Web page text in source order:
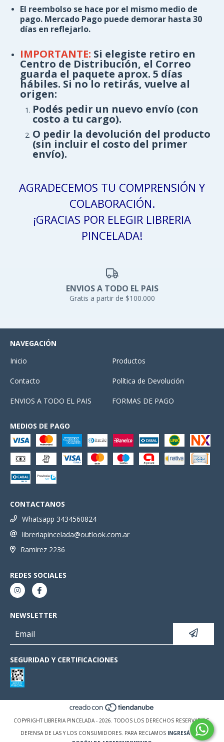
El reembolso se hace por el mismo medio de
pago. Mercado Pago puede demorar hasta 30
días en reflejarlo.
IMPORTANTE: Si elegiste retiro en
Centro de Distribución, el Correo
guarda el paquete aprox. 5 días
hábiles. Si no lo retirás, vuelve al
origen:
Podés pedir un nuevo envío (con
costo a tu cargo).
O pedir la devolución del producto
(sin incluir el costo del primer
envío).
AGRADECEMOS TU COMPRENSIÓN Y
COLABORACIÓN.
¡GRACIAS POR ELEGIR LIBRERIA
PINCELADA!
ENVIOS A TODO EL PAIS
Gratis a partir de $100.000
NAVEGACIÓN
Inicio
Productos
Contacto Política de Devolución
ENVIOS A TODO EL PAIS FORMAS DE PAGO
MEDIOS DE PAGO
CONTACTANOS
Whatsapp 3434560824
libreriapincelada@outlook.com.ar
Ramirez 2236
REDES SOCIALES
NEWSLETTER
SEGURIDAD Y CERTIFICACIONES
COPYRIGHT LIBRERIA PINCELADA - 2026. TODOS LOS DERECHOS RESERVADOS.
DEFENSA DE LAS Y LOS CONSUMIDORES. PARA RECLAMOS INGRESÁ ACÁ.